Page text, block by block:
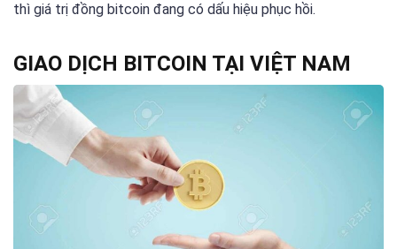
thì giá trị đồng bitcoin đang có dấu hiệu phục hồi.
GIAO DỊCH BITCOIN TẠI VIỆT NAM